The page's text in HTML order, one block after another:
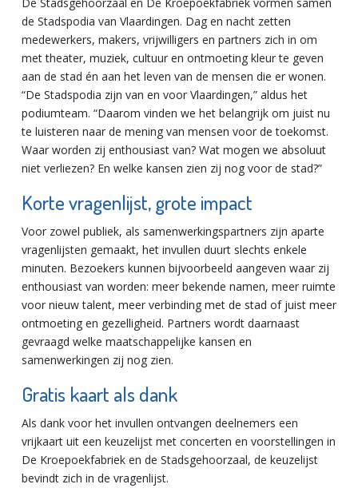
de Stadspodia van Vlaardingen. Dag en nacht zetten
medewerkers, makers, vrijwilligers en partners zich in om
met theater, muziek, cultuur en ontmoeting kleur te geven
aan de stad én aan het leven van de mensen die er wonen.
“De Stadspodia zijn van en voor Vlaardingen,” aldus het
podiumteam. “Daarom vinden we het belangrijk om juist nu
te luisteren naar de mening van mensen voor de toekomst.
Waar worden zij enthousiast van? Wat mogen we absoluut
niet verliezen? En welke kansen zien zij nog voor de stad?”
Korte vragenlijst, grote impact
Voor zowel publiek, als samenwerkingspartners zijn aparte
vragenlijsten gemaakt, het invullen duurt slechts enkele
minuten. Bezoekers kunnen bijvoorbeeld aangeven waar zij
enthousiast van worden: meer bekende namen, meer ruimte
voor nieuw talent, meer verbinding met de stad of juist meer
ontmoeting en gezelligheid. Partners wordt daarnaast
gevraagd welke maatschappelijke kansen en
samenwerkingen zij nog zien.
Gratis kaart als dank
Als dank voor het invullen ontvangen deelnemers een
vrijkaart uit een keuzelijst met concerten en voorstellingen in
De Kroepoekfabriek en de Stadsgehoorzaal, de keuzelijst
bevindt zich in de vragenlijst.